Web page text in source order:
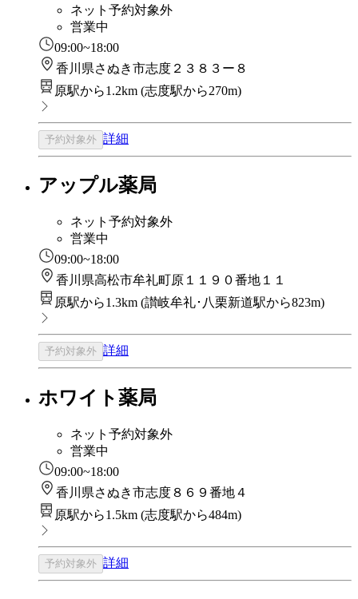
ネット予約対象外
営業中
09:00~18:00
香川県さぬき市志度２３８３ー８
原駅から1.2km (志度駅から270m)
予約対象外 詳細
アップル薬局
ネット予約対象外
営業中
09:00~18:00
香川県高松市牟礼町原１１９０番地１１
原駅から1.3km (讃岐牟礼･八栗新道駅から823m)
予約対象外 詳細
ホワイト薬局
ネット予約対象外
営業中
09:00~18:00
香川県さぬき市志度８６９番地４
原駅から1.5km (志度駅から484m)
予約対象外 詳細